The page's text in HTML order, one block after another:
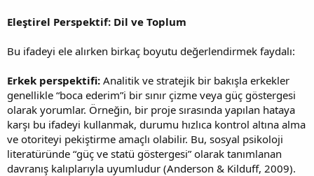
Eleştirel Perspektif: Dil ve Toplum
Bu ifadeyi ele alırken birkaç boyutu değerlendirmek faydalı:
Erkek perspektifi: Analitik ve stratejik bir bakışla erkekler
genellikle “boca ederim”i bir sınır çizme veya güç göstergesi
olarak yorumlar. Örneğin, bir proje sırasında yapılan hataya
karşı bu ifadeyi kullanmak, durumu hızlıca kontrol altına alma
ve otoriteyi pekiştirme amaçlı olabilir. Bu, sosyal psikoloji
literatüründe “güç ve statü göstergesi” olarak tanımlanan
davranış kalıplarıyla uyumludur (Anderson & Kilduff, 2009).